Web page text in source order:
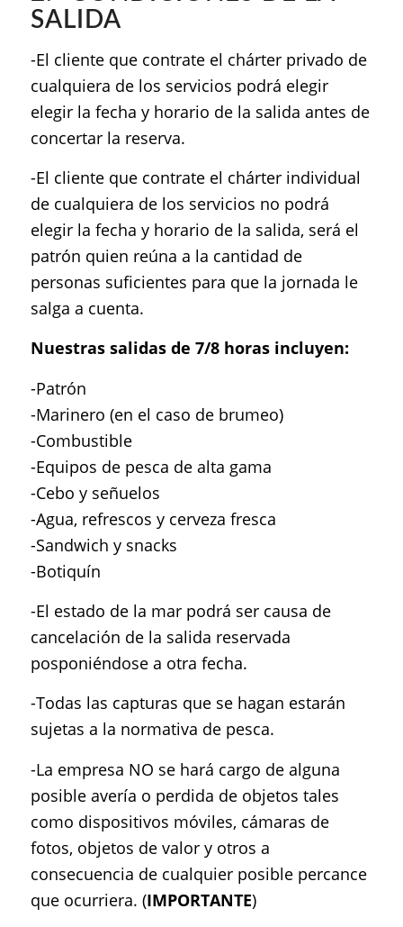
SALIDA
-El cliente que contrate el chárter privado de
cualquiera de los servicios podrá elegir
elegir la fecha y horario de la salida antes de
concertar la reserva.
-El cliente que contrate el chárter individual
de cualquiera de los servicios no podrá
elegir la fecha y horario de la salida, será el
patrón quien reúna a la cantidad de
personas suficientes para que la jornada le
salga a cuenta.
Nuestras salidas de 7/8 horas incluyen:
-Patrón
-Marinero (en el caso de brumeo)
-Combustible
-Equipos de pesca de alta gama
-Cebo y señuelos
-Agua, refrescos y cerveza fresca
-Sandwich y snacks
-Botiquín
-El estado de la mar podrá ser causa de
cancelación de la salida reservada
posponiéndose a otra fecha.
-Todas las capturas que se hagan estarán
sujetas a la normativa de pesca.
-La empresa NO se hará cargo de alguna
posible avería o perdida de objetos tales
como dispositivos móviles, cámaras de
fotos, objetos de valor y otros a
consecuencia de cualquier posible percance
que ocurriera. (IMPORTANTE)